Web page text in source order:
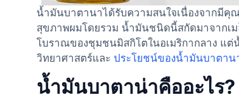
น้ำมันบาตานาได้รับความสนใจเนื่องจากมีคุ
สุขภาพผมโดยรวม น้ำมันชนิดนี้สกัดมาจากเ
โบราณของชุมชนมิสกิโตในอเมริกากลาง แ
วิทยาศาสตร์และ ประโยชน์ของน้ำมันบาตาน
น้ำมันบาตาน่าคืออะไร?